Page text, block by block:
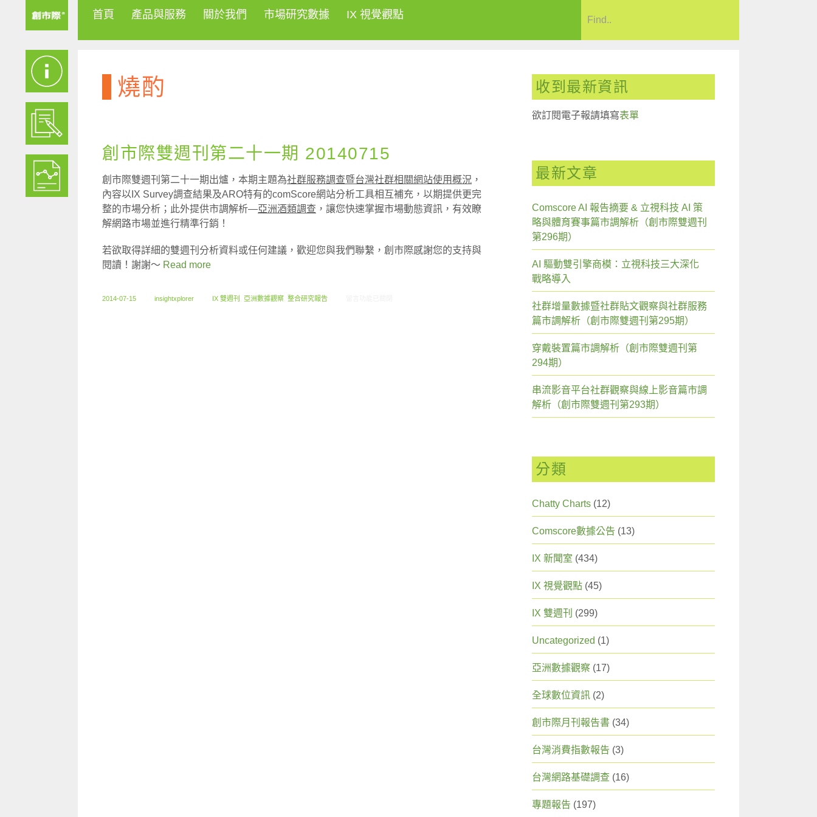
首頁 產品與服務 關於我們 市場研究數據 IX 視覺觀點
燒酌
創市際雙週刊第二十一期 20140715
創市際雙週刊第二十一期出爐，本期主題為社群服務調查暨台灣社群相關網站使用概況 ，
內容以IX Survey調查結果及ARO特有的comScore網站分析工具相互補充，以期提供更完
整的市場分析；此外提供市調解析—亞洲酒類調查 ，讓您快速掌握市場動態資訊，有效瞭
解網路市場並進行精準行銷！
若欲取得詳細的雙週刊分析資料或任何建議，歡迎您與我們聯繫，創市際感謝您的支持與
閱讀！謝謝～ Read more
2014-07-15 insightxplorer IX 雙週刊 亞洲數據觀察 整合研究報告
收到最新資訊
欲訂閱電子報請填寫表單
最新文章
Comscore AI 報告摘要 & 立視科技 AI 策
略與體育賽事篇市調解析（創市際雙週刊
第296期）
AI 驅動雙引擎商模：立視科技三大深化
戰略導入
社群增量數據暨社群貼文觀察與社群服務
篇市調解析（創市際雙週刊第295期）
穿戴裝置篇市調解析（創市際雙週刊第
294期）
串流影音平台社群觀察與線上影音篇市調
解析（創市際雙週刊第293期）
分類
Chatty Charts (12)
Comscore數據公告 (13)
IX 新聞室 (434)
IX 視覺觀點 (45)
IX 雙週刊 (299)
Uncategorized (1)
亞洲數據觀察 (17)
全球數位資訊 (2)
創市際月刊報告書 (34)
台灣消費指數報告 (3)
台灣網路基礎調查 (16)
專題報告 (197)